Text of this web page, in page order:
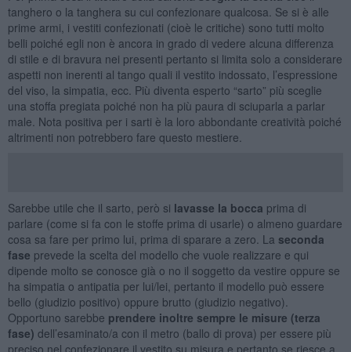
tanghero o la tanghera su cui confezionare qualcosa. Se si è alle
prime armi, i vestiti confezionati (cioè le critiche) sono tutti molto
belli poiché egli non è ancora in grado di vedere alcuna differenza
di stile e di bravura nei presenti pertanto si limita solo a considerare
aspetti non inerenti al tango quali il vestito indossato, l’espressione
del viso, la simpatia, ecc. Più diventa esperto “sarto” più sceglie
una stoffa pregiata poiché non ha più paura di sciuparla a parlar
male. Nota positiva per i sarti è la loro abbondante creatività poiché
altrimenti non potrebbero fare questo mestiere.
Sarebbe utile che il sarto, però si lavasse la bocca prima di
parlare (come si fa con le stoffe prima di usarle) o almeno guardare
cosa sa fare per primo lui, prima di sparare a zero. La seconda
fase prevede la scelta del modello che vuole realizzare e qui
dipende molto se conosce già o no il soggetto da vestire oppure se
ha simpatia o antipatia per lui/lei, pertanto il modello può essere
bello (giudizio positivo) oppure brutto (giudizio negativo).
Opportuno sarebbe prendere inoltre sempre le misure (terza
fase) dell’esaminato/a con il metro (ballo di prova) per essere più
preciso nel confezionare il vestito su misura e pertanto se riesce a